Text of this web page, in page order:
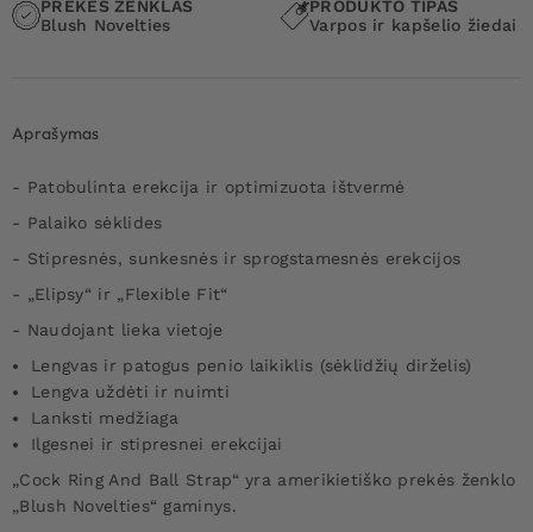
PREKĖS ŽENKLAS
Blush Novelties
PRODUKTO TIPAS
Varpos ir kapšelio žiedai
Aprašymas
- Patobulinta erekcija ir optimizuota ištvermė
- Palaiko sėklides
- Stipresnės, sunkesnės ir sprogstamesnės erekcijos
- „Elipsy“ ir „Flexible Fit“
- Naudojant lieka vietoje
Lengvas ir patogus penio laikiklis (sėklidžių dirželis)
Lengva uždėti ir nuimti
Lanksti medžiaga
Ilgesnei ir stipresnei erekcijai
„Cock Ring And Ball Strap“ yra amerikietiško prekės ženklo
„Blush Novelties“ gaminys.